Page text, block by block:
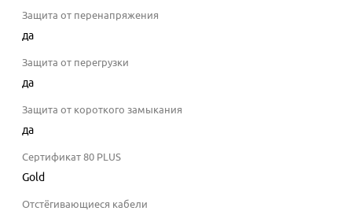
Защита от перенапряжения
да
Защита от перегрузки
да
Защита от короткого замыкания
да
Сертификат 80 PLUS
Gold
Отстёгивающиеся кабели